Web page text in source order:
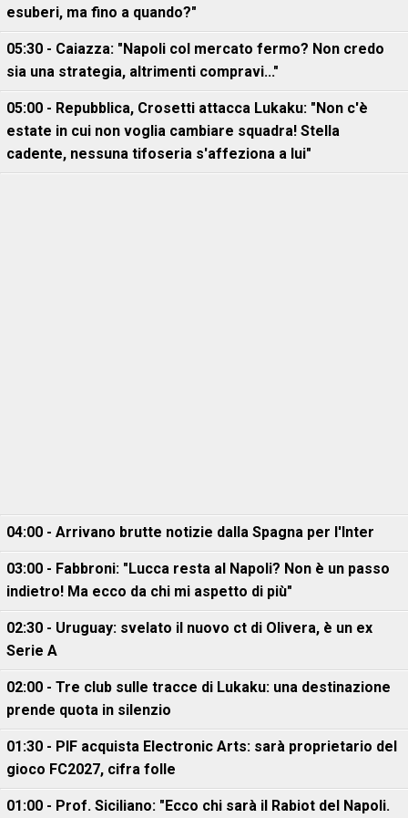
esuberi, ma fino a quando?"
05:30 - Caiazza: "Napoli col mercato fermo? Non credo
sia una strategia, altrimenti compravi..."
05:00 - Repubblica, Crosetti attacca Lukaku: "Non c'è
estate in cui non voglia cambiare squadra! Stella
cadente, nessuna tifoseria s'affeziona a lui"
04:00 - Arrivano brutte notizie dalla Spagna per l'Inter
03:00 - Fabbroni: "Lucca resta al Napoli? Non è un passo
indietro! Ma ecco da chi mi aspetto di più"
02:30 - Uruguay: svelato il nuovo ct di Olivera, è un ex
Serie A
02:00 - Tre club sulle tracce di Lukaku: una destinazione
prende quota in silenzio
01:30 - PIF acquista Electronic Arts: sarà proprietario del
gioco FC2027, cifra folle
01:00 - Prof. Siciliano: "Ecco chi sarà il Rabiot del Napoli.